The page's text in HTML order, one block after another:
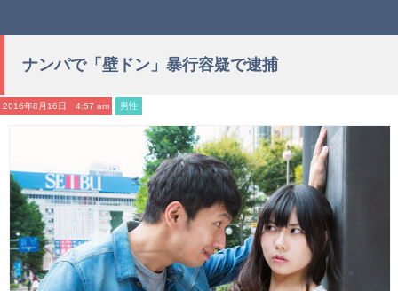
ナンパで「壁ドン」暴行容疑で逮捕
2016年8月16日 4:57 am 男性